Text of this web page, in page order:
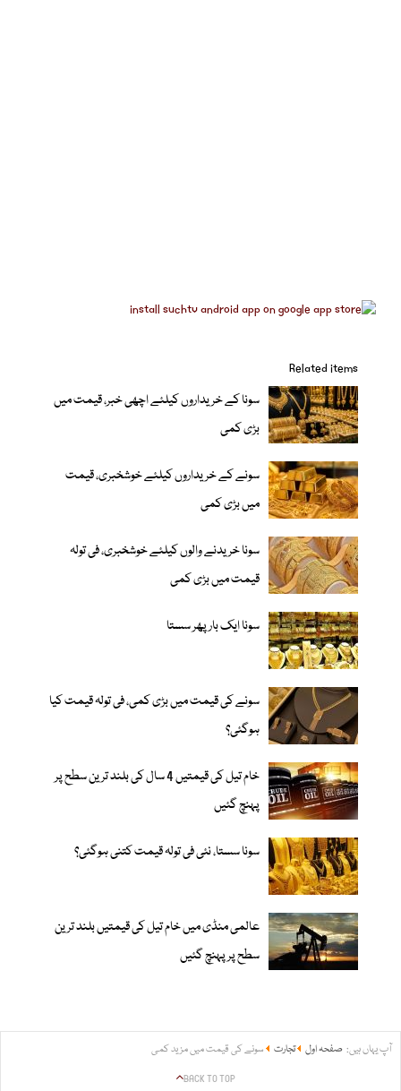
Related items
سونا کے خریداروں کیلئے اچھی خبر، قیمت میں
بڑی کمی
سونے کے خریداروں کیلئے خوشخبری، قیمت
میں بڑی کمی
سونا خریدنے والوں کیلئے خوشخبری، فی تولہ
قیمت میں بڑی کمی
سونا ایک بار پھر سستا
سونے کی قیمت میں بڑی کمی، فی تولہ قیمت کیا
ہوگئی؟
خام تیل کی قیمتیں 4 سال کی بلند ترین سطح پر
پہنچ گئیں
سونا سستا، نئی فی تولہ قیمت کتنی ہوگئی؟
عالمی منڈی میں خام تیل کی قیمتیں بلند ترین
سطح پر پہنچ گئیں
آپ یہاں ہیں: صفحہ اول تجارت سونے کی قیمت میں مزید کمی
BACK TO TOP